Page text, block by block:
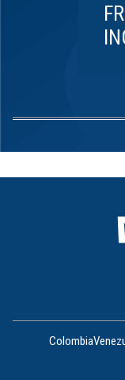
8
Colombia